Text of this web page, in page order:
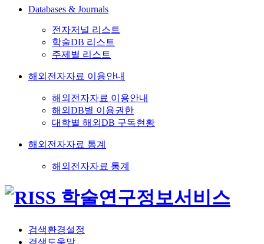
Databases & Journals
전자저널 리스트
학술DB 리스트
주제별 리스트
해외전자자료 이용안내
해외전자자료 이용안내
해외DB별 이용권한
대학별 해외DB 구독현황
해외전자자료 통계
해외전자자료 통계
검색환경설정
검색도움말